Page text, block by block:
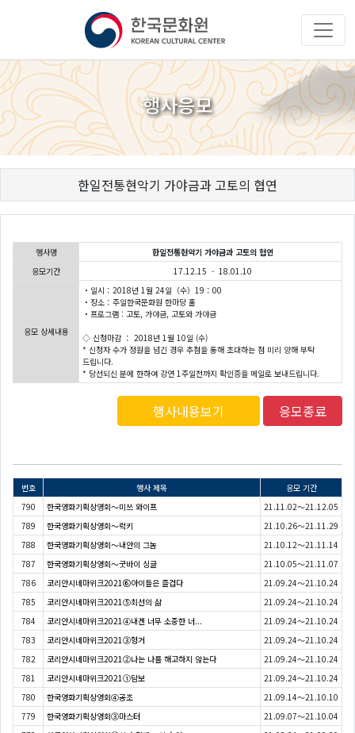
행사응모
한일전통현악기 가야금과 고토의 협연
행사명
한일전통현악기 가야금과 고토의 협연
응모기간
17.12.15 - 18.01.10
응모 상세내용
・일시：2018년 1월 24일（수）19：00
・장소：주일한국문화원 한마당 홀
・프로그램 : 고토, 가야금, 고토와 가야금
◇ 신청마감 ： 2018년 1월 10일 (수)
* 신청자 수가 정원을 넘긴 경우 추첨을 통해 초대하는 점 미리 양해 부탁
드립니다.
* 당선되신 분에 한하여 강연 1주일전까지 확인증을 메일로 보내드립니다.
행사내용보기 응모종료
번호 행사 제목
응모 기간
790
한국영화기획상영회〜미쓰 와이프
21.11.02～21.12.05
789
한국영화기획상영회〜럭키
21.10.26～21.11.29
788
한국영화기획상영회〜내안의 그놈
21.10.12～21.11.14
787
한국영화기획상영회〜굿바이 싱글
21.10.05～21.11.07
786
코리안시네마위크2021⑥아이들은 즐겁다
21.09.24～21.10.24
785
코리안시네마위크2021⑤최선의 삶
21.09.24～21.10.24
784
코리안시네마위크2021④내겐 너무 소중한 너...
21.09.24～21.10.24
783
코리안시네마위크2021③헝거
21.09.24～21.10.24
782
코리안시네마위크2021②나는 나를 해고하지 않는다
21.09.24～21.10.24
781
코리안시네마위크2021①담보
21.09.24～21.10.24
780
한국영화기획상영회④공조
21.09.14～21.10.10
779
한국영화기획상영회③마스터
21.09.07～21.10.04